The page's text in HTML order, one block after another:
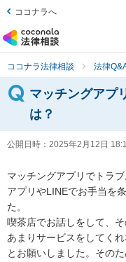
ココナラへ
ココナラ法律相談 法律
マッチングアプ
は？
公開日時： 2025年2月12日
マッチングアプリでトラブ
アプリやLINEでお手当を
た。
喫茶店でお話しをして、
あまりサービスをしてく
とお願いしました。その